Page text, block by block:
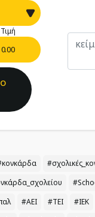
Τιμή
0.00
#ΑΕΙ #ΤΕΙ #ΙΕΚ